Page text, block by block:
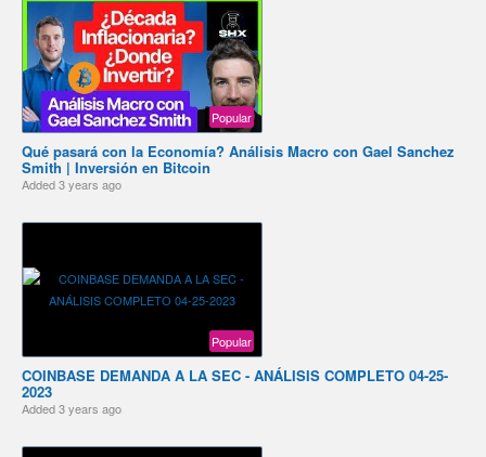
Popular
Qué pasará con la Economía? Análisis Macro con Gael Sanchez
Smith | Inversión en Bitcoin
Added3 years ago
Popular
COINBASE DEMANDA A LA SEC - ANÁLISIS COMPLETO 04-25-
2023
Added3 years ago